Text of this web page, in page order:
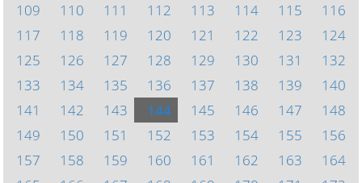
109
110 111 112 113 114 115
116
117
118 119 120 121 122 123
124
125
126 127 128 129 130 131
132
133
134 135 136 137 138 139
140
141
142 143 144 145 146 147
148
149
150 151 152 153 154 155
156
157
158 159 160 161 162 163
164